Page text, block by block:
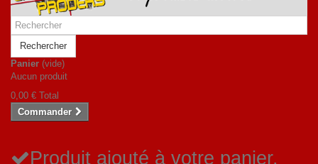
Rechercher
Panier (vide)
Aucun produit
0,00 € Total
Commander
Produit ajouté à votre panier.